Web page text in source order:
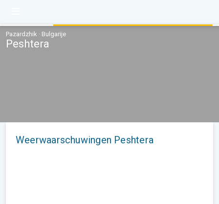
Pazardzhik · Bulgarije
Peshtera
Weerwaarschuwingen Peshtera